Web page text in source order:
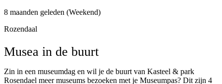
8 maanden geleden (Weekend)
Rozendaal
Musea in de buurt
Zin in een museumdag en wil je de buurt van Kasteel & park
Rosendael meer museums bezoeken met je Museumpas? Dit zijn 4